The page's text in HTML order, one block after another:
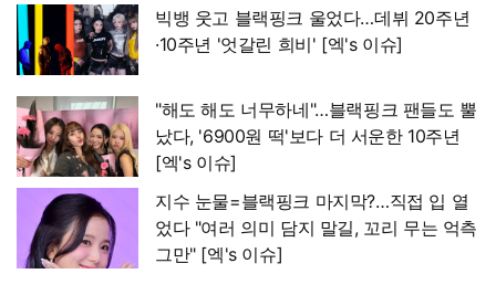
빅뱅 웃고 블랙핑크 울었다…데뷔 20주년
·10주년 '엇갈린 희비' [엑's 이슈]
"해도 해도 너무하네"…블랙핑크 팬들도 뿔
났다, '6900원 떡'보다 더 서운한 10주년
[엑's 이슈]
지수 눈물=블랙핑크 마지막?…직접 입 열
었다 "여러 의미 담지 말길, 꼬리 무는 억측
그만" [엑's 이슈]